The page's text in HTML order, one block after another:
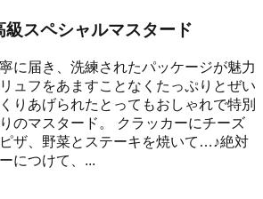
級スペシャルマスタード
に届き、洗練されたパッケージが魅力
ュフをあますことなくたっぷりとぜい
りあげられたとってもおしゃれで特別
のマスタード。 クラッカーにチーズ
ザ、野菜とステーキを焼いて…♪絶対
につけて、...